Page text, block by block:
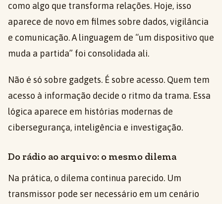
como algo que transforma relações. Hoje, isso
aparece de novo em filmes sobre dados, vigilância
e comunicação. A linguagem de “um dispositivo que
muda a partida” foi consolidada ali.
Não é só sobre gadgets. É sobre acesso. Quem tem
acesso à informação decide o ritmo da trama. Essa
lógica aparece em histórias modernas de
cibersegurança, inteligência e investigação.
Do rádio ao arquivo: o mesmo dilema
Na prática, o dilema continua parecido. Um
transmissor pode ser necessário em um cenário